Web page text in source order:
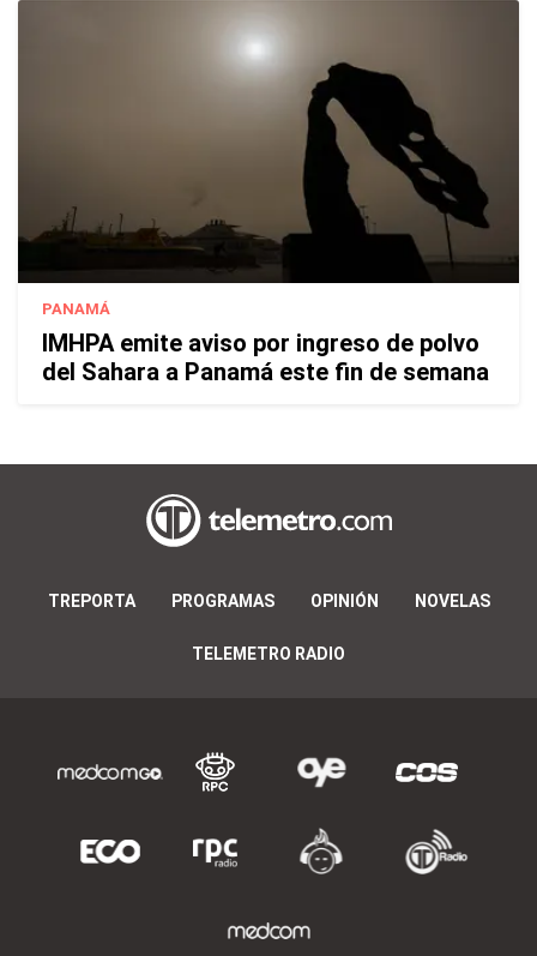
PANAMÁ
IMHPA emite aviso por ingreso de polvo
del Sahara a Panamá este fin de semana
TREPORTA PROGRAMAS OPINIÓN NOVELAS
TELEMETRO RADIO